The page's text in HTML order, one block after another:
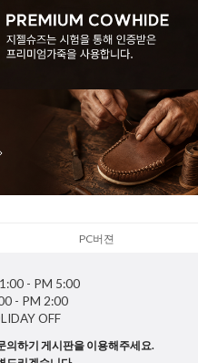
PC버젼
- PM 5:00
- PM 2:00
OFF
의하기 게시판을 이용해주세요.